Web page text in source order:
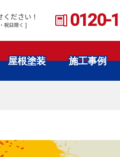
ださい！
祝日除く ] 0120-
屋根塗装 施工事例